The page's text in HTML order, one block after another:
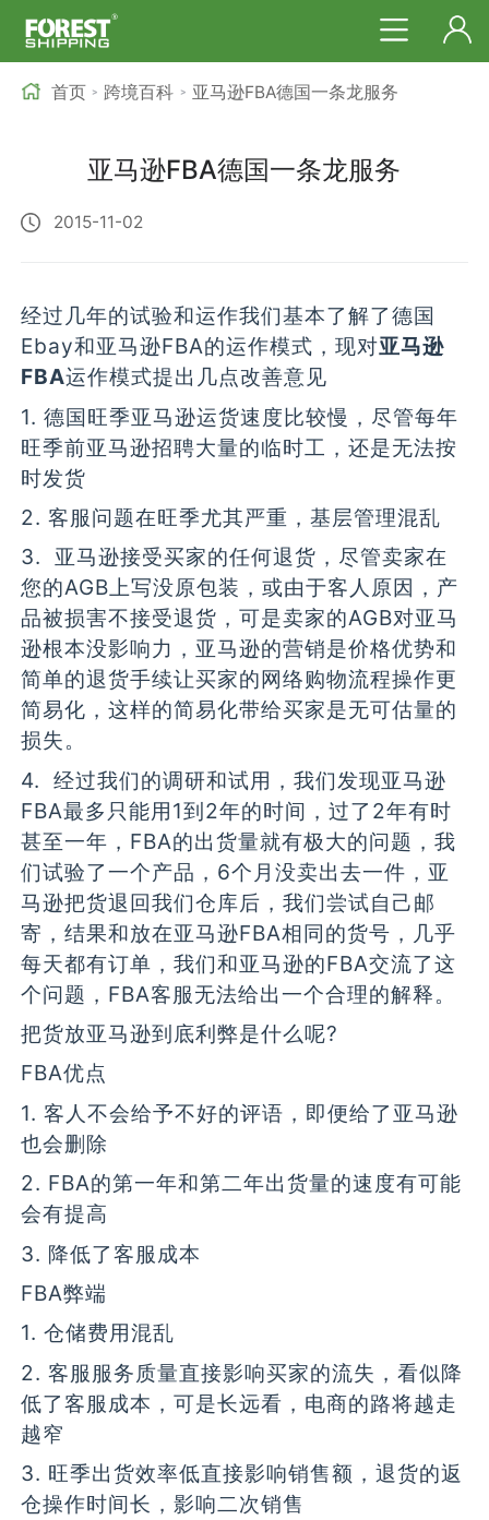
首页 > 跨境百科 > 亚马逊FBA德国一条龙服务
亚马逊FBA德国一条龙服务
2015-11-02
经过几年的试验和运作我们基本了解了德国
Ebay和亚马逊FBA的运作模式，现对亚马逊
FBA运作模式提出几点改善意见
1. 德国旺季亚马逊运货速度比较慢，尽管每年
旺季前亚马逊招聘大量的临时工，还是无法按
时发货
2. 客服问题在旺季尤其严重，基层管理混乱
3. 亚马逊接受买家的任何退货，尽管卖家在
您的AGB上写没原包装，或由于客人原因，产
品被损害不接受退货，可是卖家的AGB对亚马
逊根本没影响力，亚马逊的营销是价格优势和
简单的退货手续让买家的网络购物流程操作更
简易化，这样的简易化带给买家是无可估量的
损失。
4. 经过我们的调研和试用，我们发现亚马逊
FBA最多只能用1到2年的时间，过了2年有时
甚至一年，FBA的出货量就有极大的问题，我
们试验了一个产品，6个月没卖出去一件，亚
马逊把货退回我们仓库后，我们尝试自己邮
寄，结果和放在亚马逊FBA相同的货号，几乎
每天都有订单，我们和亚马逊的FBA交流了这
个问题，FBA客服无法给出一个合理的解释。
把货放亚马逊到底利弊是什么呢?
FBA优点
1. 客人不会给予不好的评语，即便给了亚马逊
也会删除
2. FBA的第一年和第二年出货量的速度有可能
会有提高
3. 降低了客服成本
FBA弊端
1. 仓储费用混乱
2. 客服服务质量直接影响买家的流失，看似降
低了客服成本，可是长远看，电商的路将越走
越窄
3. 旺季出货效率低直接影响销售额，退货的返
仓操作时间长，影响二次销售